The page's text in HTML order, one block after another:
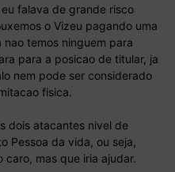
falava de grande risco
o Vizeu pagando uma
nao temos ninguem para
para a posicao de titular, ja
nem pode ser considerado
fisica.
dois atacantes nivel de
Pessoa da vida, ou seja,
caro, mas que iria ajudar.